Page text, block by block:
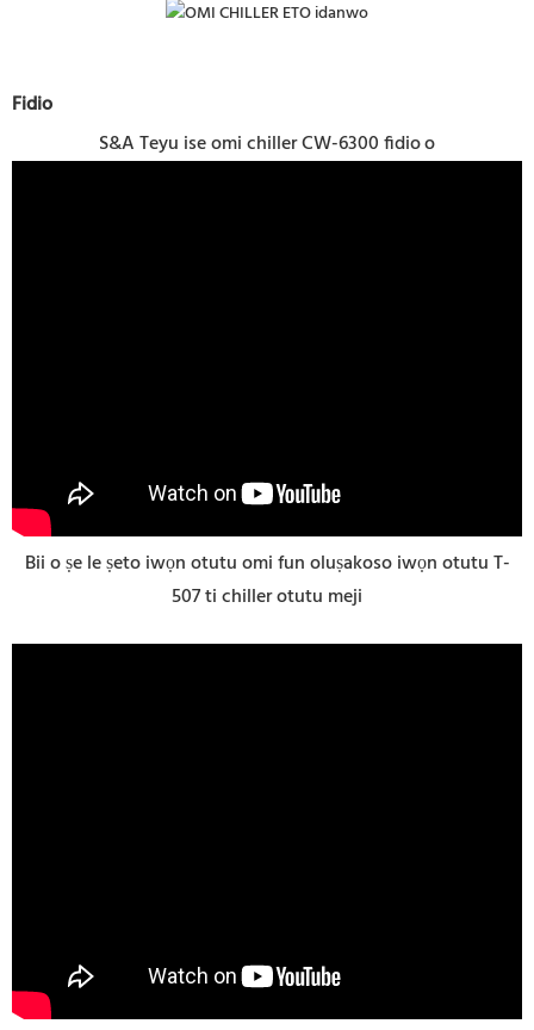
Fidio
S&A Teyu ise omi chiller CW-6300 fidioo
Bii o ṣe le ṣeto iwọn otutu omi fun oluṣakoso iwọn otutu T-
507 ti chiller otutu meji